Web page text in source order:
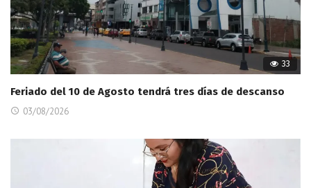
33
Feriado del 10 de Agosto tendrá tres días de descanso
03/08/2026